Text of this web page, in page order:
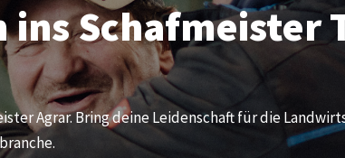
ins Schafmeister
Agrar. Bring deine Leidenschaft für die